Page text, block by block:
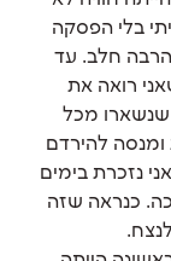
בלי הפסקה
חלב. עד
רואה את
מכל
ומנסה להירדם
נזכרת בימים
כנראה שזה